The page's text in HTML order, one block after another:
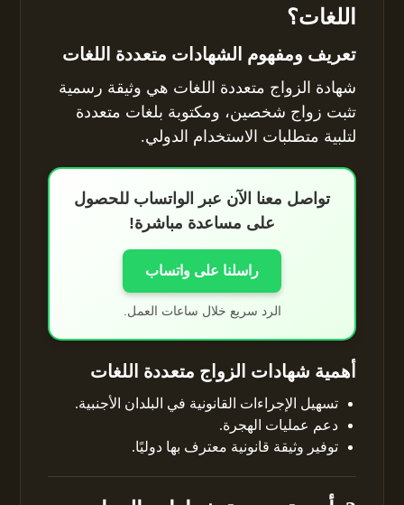
اللغات؟
تعريف ومفهوم الشهادات متعددة اللغات
شهادة الزواج متعددة اللغات هي وثيقة رسمية
تثبت زواج شخصين، ومكتوبة بلغات متعددة
لتلبية متطلبات الاستخدام الدولي.
تواصل معنا الآن عبر الواتساب للحصول
على مساعدة مباشرة!
راسلنا على واتساب
الرد سريع خلال ساعات العمل.
أهمية شهادات الزواج متعددة اللغات
تسهيل الإجراءات القانونية في البلدان الأجنبية.
دعم عمليات الهجرة.
توفير وثيقة قانونية معترف بها دوليًا.